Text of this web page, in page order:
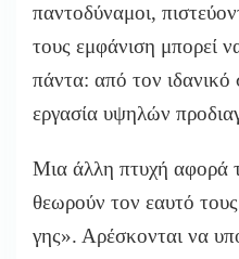
παντοδύναμοι,
τους εμφάνιση μπορεί
πάντα: από τον ιδανικό
εργασία υψηλών
Μια άλλη πτυχή αφορά
θεωρούν τον εαυτό
γης». Αρέσκονται να